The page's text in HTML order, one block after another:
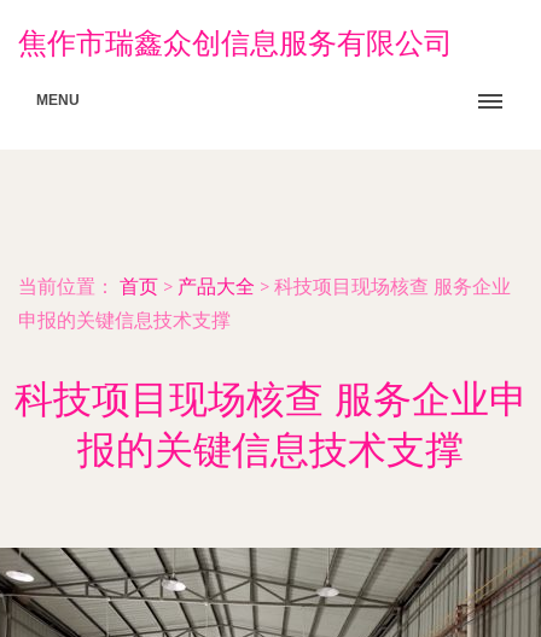
焦作市瑞鑫众创信息服务有限公司
MENU
当前位置： 首页 > 产品大全 > 科技项目现场核查 服务企业
申报的关键信息技术支撑
科技项目现场核查 服务企业申
报的关键信息技术支撑